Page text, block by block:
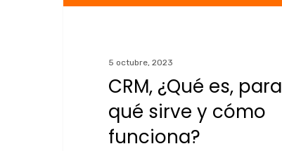
5 octubre, 2023
CRM, ¿Qué es, para
qué sirve y cómo
funciona?